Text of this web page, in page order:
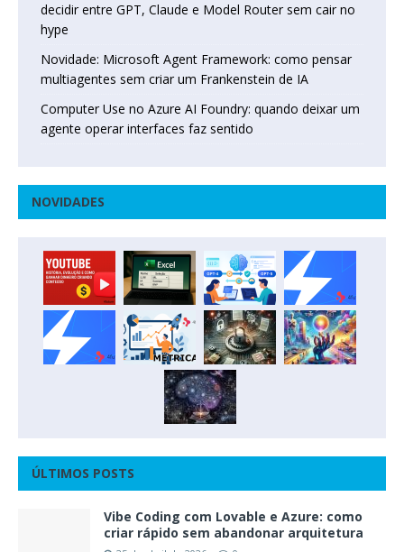
decidir entre GPT, Claude e Model Router sem cair no
hype
Novidade: Microsoft Agent Framework: como pensar
multiagentes sem criar um Frankenstein de IA
Computer Use no Azure AI Foundry: quando deixar um
agente operar interfaces faz sentido
NOVIDADES
ÚLTIMOS POSTS
Vibe Coding com Lovable e Azure: como
criar rápido sem abandonar arquitetura